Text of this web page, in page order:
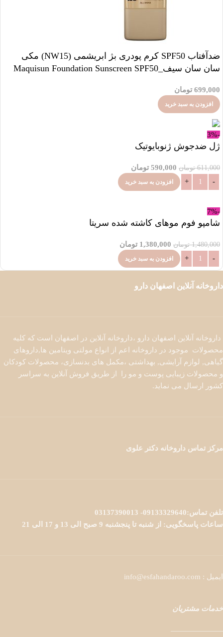
ضدآفتاب SPF50 کرم پودری بژ ابریشمی (NW15) مکی
سان سان سیف_Maquisun Foundation Sunscreen SPF50
699,000 تومان
افزودن به سبد خرید
-3%
ژل ضدجوش ژنوبایوتیک
611,000 تومان 590,000 تومان
افزودن به سبد خرید
-7%
شامپو فوم موهای کاشته شده سریتا
1,480,000 تومان 1,380,000 تومان
افزودن به سبد خرید
داروخانه آنلاین اصفهان دارو
داروخانه آنلاین اصفهان دارو ،داروخانه آنلاین در اصفهان است که کلیه
محصولات موجود در داروخانه اعم از انواع مولتی ویتامین ها,داروهای
گیاهی, لوازم آرایشی, بهداشتی ،مکمل های بدنسازی، محصولات کودکان
و محصولات زیبایی پوست و مو را از طریق فروش آنلاین به سراسر
کشور ارسال می نماید.
مرکز تماس داروخانه دکتر علوی
تلفن تماس:09133329640- 03137390013
ساعات پاسخگویی: از شنبه تا پنجشنبه 9 صبح الی 13 و 17 الی 21
ایمیل : info@esfahandaroo.com
خدمات مشتریان
———————